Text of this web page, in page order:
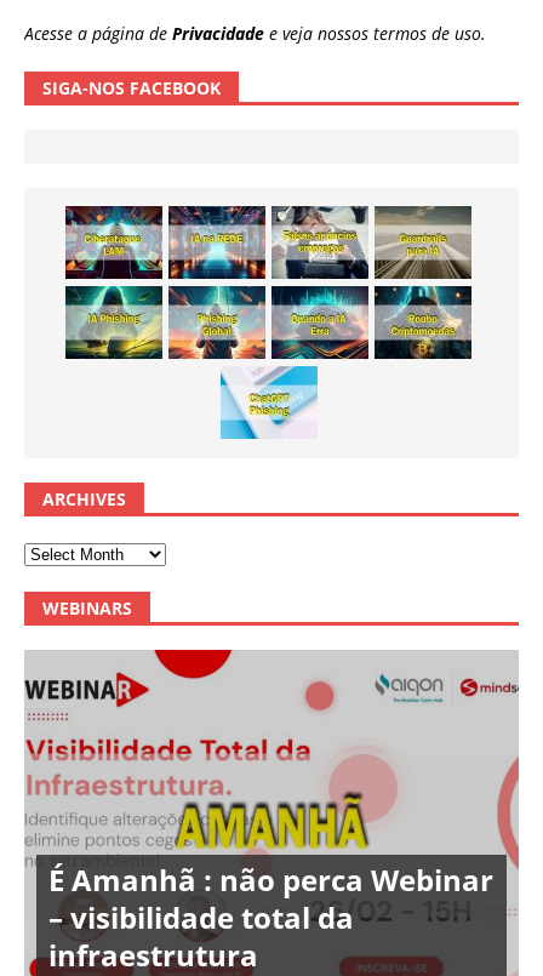
Acesse a página de Privacidade e veja nossos termos de uso.
SIGA-NOS FACEBOOK
ARCHIVES
WEBINARS
É Amanhã : não perca Webinar
– visibilidade total da
infraestrutura